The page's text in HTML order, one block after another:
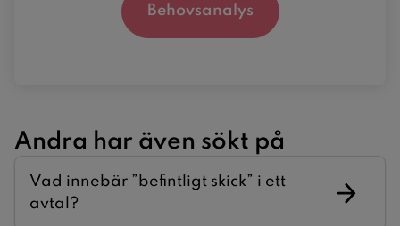
Behovsanalys
Andra har även sökt på
Vad innebär ”befintligt skick” i ett
avtal?